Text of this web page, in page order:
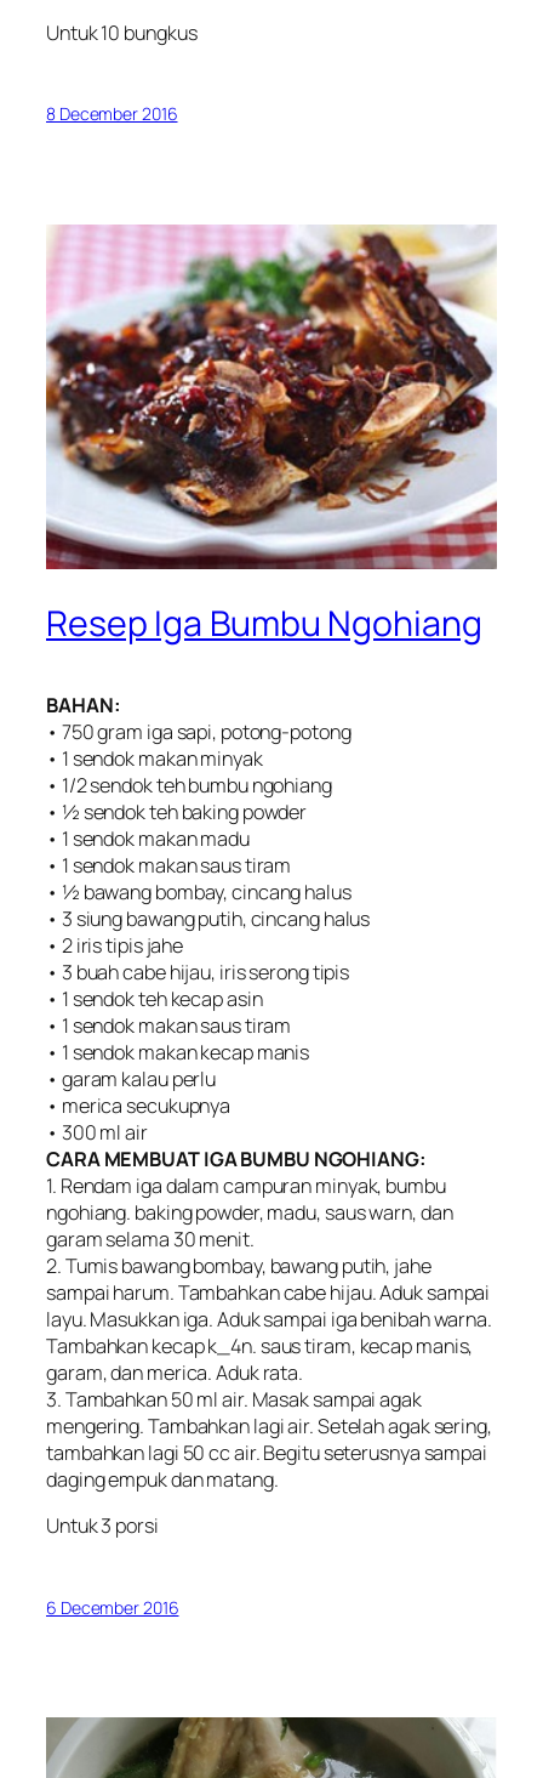
Untuk 10 bungkus
8 December 2016
Resep Iga Bumbu Ngohiang
BAHAN:
• 750 gram iga sapi, potong-potong
• 1 sendok makan minyak
• 1/2 sendok teh bumbu ngohiang
• ½ sendok teh baking powder
• 1 sendok makan madu
• 1 sendok makan saus tiram
• ½ bawang bombay, cincang halus
• 3 siung bawang putih, cincang halus
• 2 iris tipis jahe
• 3 buah cabe hijau, iris serong tipis
• 1 sendok teh kecap asin
• 1 sendok makan saus tiram
• 1 sendok makan kecap manis
• garam kalau perlu
• merica secukupnya
• 300 ml air
CARA MEMBUAT IGA BUMBU NGOHIANG:
1. Rendam iga dalam campuran minyak, bumbu
ngohiang. baking powder, madu, saus warn, dan
garam selama 30 menit.
2. Tumis bawang bombay, bawang putih, jahe
sampai harum. Tambahkan cabe hijau. Aduk sampai
layu. Masukkan iga. Aduk sampai iga benibah warna.
Tambahkan kecap k_4n. saus tiram, kecap manis,
garam, dan merica. Aduk rata.
3. Tambahkan 50 ml air. Masak sampai agak
mengering. Tambahkan lagi air. Setelah agak sering,
tambahkan lagi 50 cc air. Begitu seterusnya sampai
daging empuk dan matang.
Untuk 3 porsi
6 December 2016